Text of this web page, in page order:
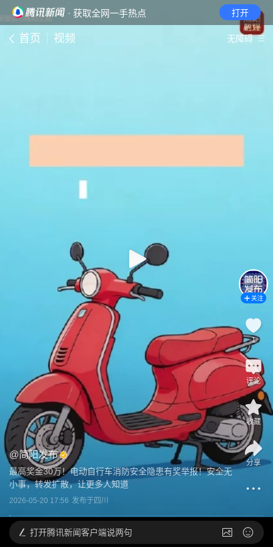
· 获取全网一手热点 打开
首页 视频 无障碍
@简阳发布
最高奖金30万！电动自行车消防安全隐患有奖举报！安全无
小事，转发扩散，让更多人知道
2026-05-20 17:56 发布于四川
关注
1
评论
收藏
分享
打开腾讯新闻客户端说两句